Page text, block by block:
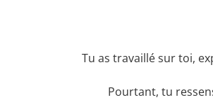
Tu as travaillé sur toi,
Pourtant, tu